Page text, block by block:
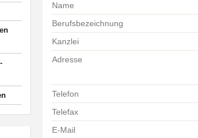
Name
Berufsbezeichnung
Kanzlei
Adresse
Telefon
Telefax
E-Mail